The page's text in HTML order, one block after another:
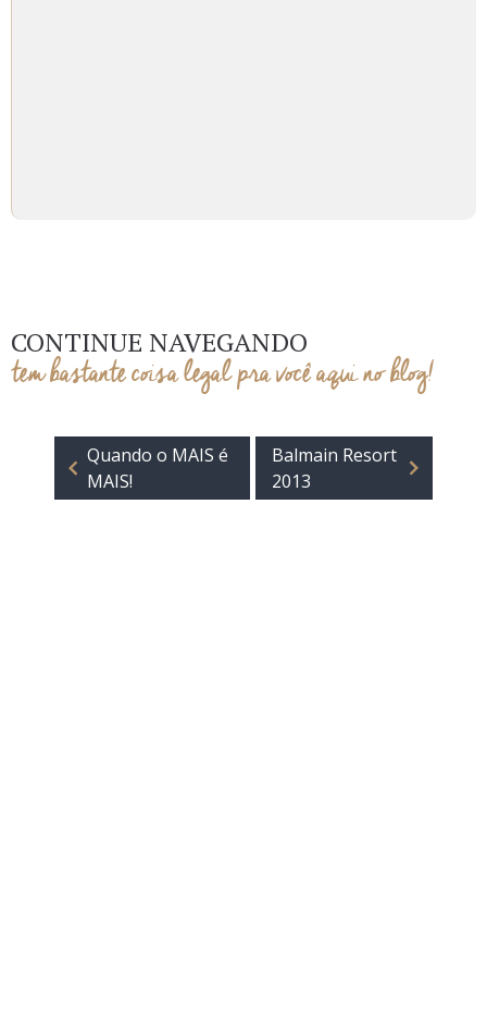
CONTINUE NAVEGANDO
tem bastante coisa legal pra você aqui no blog!
Quando o MAIS é
MAIS!
Balmain Resort
2013